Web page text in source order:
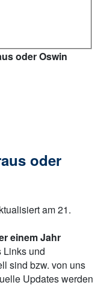
oder Oswin
oder
am 21.
einem Jahr
Links und
sind bzw. von uns
Updates werden